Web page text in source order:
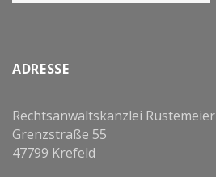
ADRESSE
Rechtsanwaltskanzlei Rustemeier
Grenzstraße 55
47799 Krefeld